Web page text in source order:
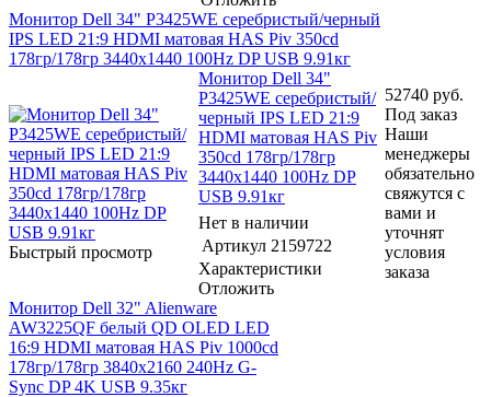
Монитор Dell 34" P3425WE серебристый/черный
IPS LED 21:9 HDMI матовая HAS Piv 350cd
178гр/178гр 3440x1440 100Hz DP USB 9.91кг
Быстрый просмотр
Монитор Dell 34"
P3425WE серебристый/
черный IPS LED 21:9
HDMI матовая HAS Piv
350cd 178гр/178гр
3440x1440 100Hz DP
USB 9.91кг
Нет в наличии
Артикул 2159722
Характеристики
Отложить
52740 руб.
Под заказ
Наши
менеджеры
обязательно
свяжутся с
вами и
уточнят
условия
заказа
Монитор Dell 32" Alienware
AW3225QF белый QD OLED LED
16:9 HDMI матовая HAS Piv 1000cd
178гр/178гр 3840x2160 240Hz G-
Sync DP 4K USB 9.35кг